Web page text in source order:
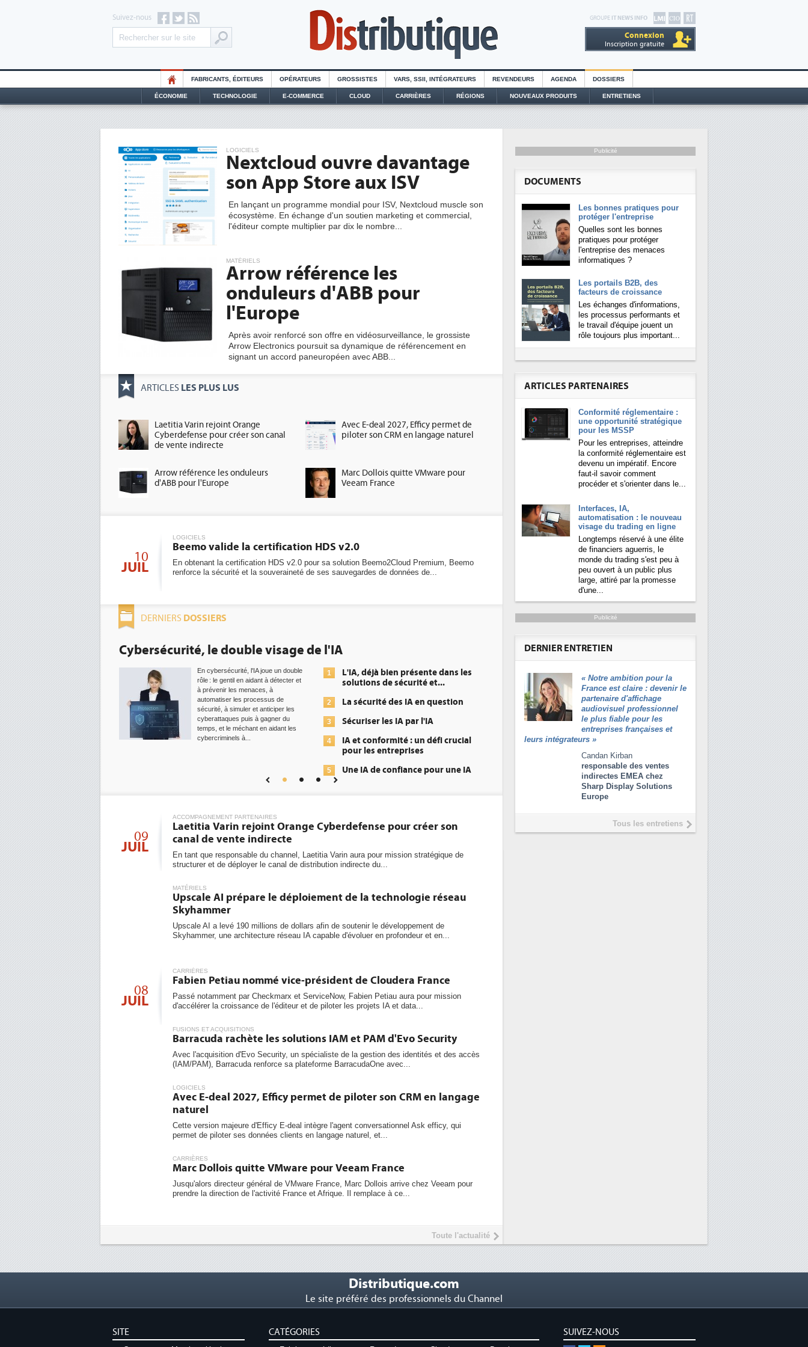
GROUPE IT NEWS INFO
Connexion
Inscription gratuite
Suivez-nous
FABRICANTS, ÉDITEURS OPÉRATEURS GROSSISTES VARS, SSII, INTÉGRATEURS REVENDEURS AGENDA DOSSIERS
ÉCONOMIE TECHNOLOGIE E-COMMERCE CLOUD CARRIÈRES RÉGIONS NOUVEAUX PRODUITS ENTRETIENS
LOGICIELS
Nextcloud ouvre davantage
son App Store aux ISV
En lançant un programme mondial pour ISV, Nextcloud muscle son
écosystème. En échange d'un soutien marketing et commercial,
l'éditeur compte multiplier par dix le nombre...
MATÉRIELS
Arrow référence les
onduleurs d'ABB pour
l'Europe
Après avoir renforcé son offre en vidéosurveillance, le grossiste
Arrow Electronics poursuit sa dynamique de référencement en
signant un accord paneuropéen avec ABB...
ARTICLES LES PLUS LUS
Laetitia Varin rejoint Orange
Cyberdefense pour créer son canal
de vente indirecte
Avec E-deal 2027, Efficy permet de
piloter son CRM en langage naturel
Arrow référence les onduleurs
d'ABB pour l'Europe
Marc Dollois quitte VMware pour
Veeam France
10
JUIL
LOGICIELS
Beemo valide la certification HDS v2.0
En obtenant la certification HDS v2.0 pour sa solution Beemo2Cloud Premium, Beemo
renforce la sécurité et la souveraineté de ses sauvegardes de données de...
DERNIERS DOSSIERS
Cybersécurité, le double visage de l'IA
En cybersécurité, l'IA joue un double
rôle : le gentil en aidant à détecter et
à prévenir les menaces, à
automatiser les processus de
sécurité, à simuler et anticiper les
cyberattaques puis à gagner du
temps, et le méchant en aidant les
cybercriminels à...
1
L'IA, déjà bien présente dans les
solutions de sécurité et...
2 La sécurité des IA en question
3 Sécuriser les IA par l'IA
4
IA et conformité : un défi crucial
pour les entreprises
5
Une IA de confiance pour une IA
09
JUIL
ACCOMPAGNEMENT PARTENAIRES
Laetitia Varin rejoint Orange Cyberdefense pour créer son
canal de vente indirecte
En tant que responsable du channel, Laetitia Varin aura pour mission stratégique de
structurer et de déployer le canal de distribution indirecte du...
MATÉRIELS
Upscale AI prépare le déploiement de la technologie réseau
Skyhammer
Upscale AI a levé 190 millions de dollars afin de soutenir le développement de
Skyhammer, une architecture réseau IA capable d'évoluer en profondeur et en...
08
JUIL
CARRIÈRES
Fabien Petiau nommé vice-président de Cloudera France
Passé notamment par Checkmarx et ServiceNow, Fabien Petiau aura pour mission
d'accélérer la croissance de l'éditeur et de piloter les projets IA et data...
FUSIONS ET ACQUISITIONS
Barracuda rachète les solutions IAM et PAM d'Evo Security
Avec l'acquisition d'Evo Security, un spécialiste de la gestion des identités et des accès
(IAM/PAM), Barracuda renforce sa plateforme BarracudaOne avec...
LOGICIELS
Avec E-deal 2027, Efficy permet de piloter son CRM en langage
naturel
Cette version majeure d'Efficy E-deal intègre l'agent conversationnel Ask efficy, qui
permet de piloter ses données clients en langage naturel, et...
CARRIÈRES
Marc Dollois quitte VMware pour Veeam France
Jusqu'alors directeur général de VMware France, Marc Dollois arrive chez Veeam pour
prendre la direction de l'activité France et Afrique. Il remplace à ce...
Toute l'actualité
Publicité
DOCUMENTS
Les bonnes pratiques pour
protéger l'entreprise
Quelles sont les bonnes
pratiques pour protéger
l'entreprise des menaces
informatiques ?
Les portails B2B, des
facteurs de croissance
Les échanges d'informations,
les processus performants et
le travail d'équipe jouent un
rôle toujours plus important...
ARTICLES PARTENAIRES
Conformité réglementaire :
une opportunité stratégique
pour les MSSP
Pour les entreprises, atteindre
la conformité réglementaire est
devenu un impératif. Encore
faut-il savoir comment
procéder et s'orienter dans le...
Interfaces, IA,
automatisation : le nouveau
visage du trading en ligne
Longtemps réservé à une élite
de financiers aguerris, le
monde du trading s'est peu à
peu ouvert à un public plus
large, attiré par la promesse
d'une...
Publicité
DERNIER ENTRETIEN
« Notre ambition pour la
France est claire : devenir le
partenaire d'affichage
audiovisuel professionnel
le plus fiable pour les
entreprises françaises et
leurs intégrateurs »
Candan Kirban
responsable des ventes
indirectes EMEA chez
Sharp Display Solutions
Europe
Tous les entretiens
Distributique.com
Le site préféré des professionnels du Channel
SUIVEZ-NOUS
SITE CATÉGORIES